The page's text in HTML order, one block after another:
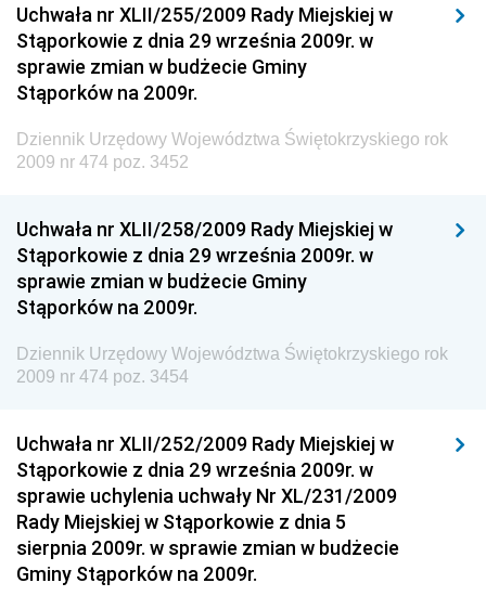
Dziennik Urzędowy Ministerstwa Kultury, Dziedzictwa
Narodowego i Sportu
Dziennik Urzędowy Ministra Finansów, Funduszy i
Dziennik Urzędowy Ministra Rozwoju, Pracy i
Dziennik Urzędowy Ministra Kultury, Dziedzictwa
Narodowego i Sportu
Dziennik Urzędowy Ministra Rodziny i Polityki
Społecznej
Dziennik Urzędowy Komendy Głównej Straży
Granicznej
Drogowego
Dziennik Urzędowy Narodowego Banku Polskiego
Dziennik Urzędowy Komendy Głównej Policji
Dziennik Urzędowy Ministra Pracy i Polityki
Społecznej
Uchwała nr XLII/255/2009 Rady Miejskiej w
Stąporkowie z dnia 29 września 2009r. w
sprawie zmian w budżecie Gminy
Stąporków na 2009r.
Dziennik Urzędowy Województwa Świętokrzyskiego rok
2009 nr 474 poz. 3452
Uchwała nr XLII/258/2009 Rady Miejskiej w
Stąporkowie z dnia 29 września 2009r. w
sprawie zmian w budżecie Gminy
Stąporków na 2009r.
Dziennik Urzędowy Województwa Świętokrzyskiego rok
2009 nr 474 poz. 3454
Uchwała nr XLII/252/2009 Rady Miejskiej w
Stąporkowie z dnia 29 września 2009r. w
sprawie uchylenia uchwały Nr XL/231/2009
Rady Miejskiej w Stąporkowie z dnia 5
sierpnia 2009r. w sprawie zmian w budżecie
Gminy Stąporków na 2009r.